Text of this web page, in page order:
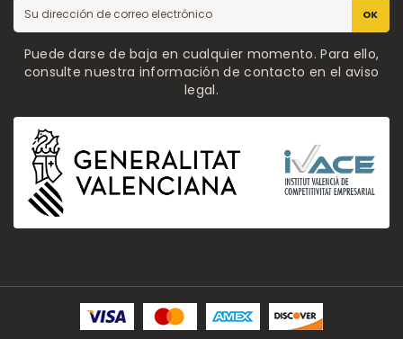
OK
Puede darse de baja en cualquier momento. Para ello,
consulte nuestra información de contacto en el aviso
legal.